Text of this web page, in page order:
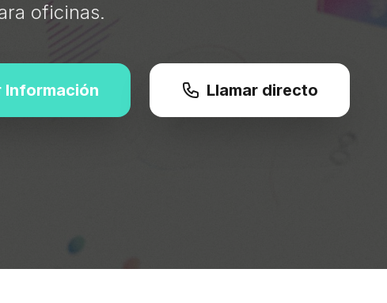
oficinas.
Información Llamar directo